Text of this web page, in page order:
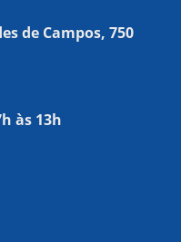
de Campos, 750
às 13h